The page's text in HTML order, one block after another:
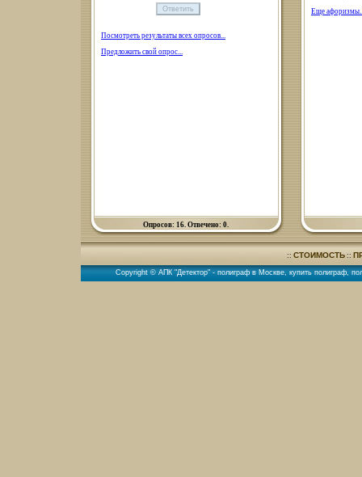
Посмотреть результаты всех опросов...
Предложить свой опрос...
Опросов: 16. Отвечено: 0.
Еще
:: СТОИМОСТЬ::
Copyright © АПК "Детектор" - полиграф в Москве, купить полиграф,